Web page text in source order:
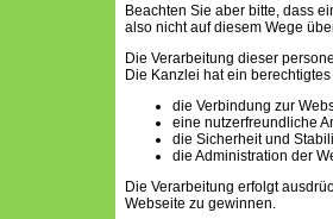
Beachten Sie aber bitte, dass
also nicht auf diesem Wege
Die Verarbeitung dieser
Die Kanzlei hat ein
die Verbindung zur
eine nutzerfreundliche
die Sicherheit und
die Administration der
Die Verarbeitung erfolgt
Webseite zu gewinnen.